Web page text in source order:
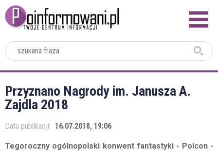
Przyznano Nagrody im. Janusza A.
Zajdla 2018
Data publikacji: 16.07.2018, 19:06
Tegoroczny ogólnopolski konwent fantastyki - Polcon -